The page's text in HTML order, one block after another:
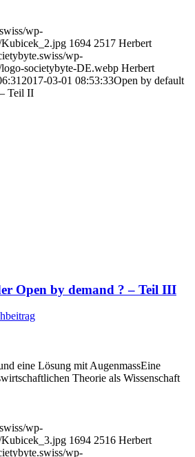
wp-
Kubicek_2.jpg 1694 2517 Herbert
wp-
societybyte-DE.webp Herbert
2017-03-01 08:53:33Open by default
Teil II
Open by demand ? – Teil III
eine Lösung mit AugenmassEine
Theorie als Wissenschaft
wp-
Kubicek_3.jpg 1694 2516 Herbert
wp-